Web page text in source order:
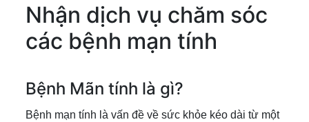
Nhận dịch vụ chăm sóc
các bệnh mạn tính
Bệnh Mãn tính là gì?
Bệnh mạn tính là vấn đề về sức khỏe kéo dài từ một